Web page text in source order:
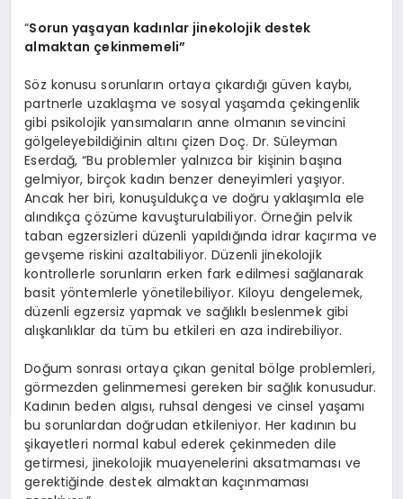
“Sorun yaşayan kadınlar jinekolojik destek
almaktan çekinmemeli”
Söz konusu sorunların ortaya çıkardığı güven kaybı,
partnerle uzaklaşma ve sosyal yaşamda çekingenlik
gibi psikolojik yansımaların anne olmanın sevincini
gölgeleyebildiğinin altını çizen Doç. Dr. Süleyman
Eserdağ, “Bu problemler yalnızca bir kişinin başına
gelmiyor, birçok kadın benzer deneyimleri yaşıyor.
Ancak her biri, konuşuldukça ve doğru yaklaşımla ele
alındıkça çözüme kavuşturulabiliyor. Örneğin pelvik
taban egzersizleri düzenli yapıldığında idrar kaçırma ve
gevşeme riskini azaltabiliyor. Düzenli jinekolojik
kontrollerle sorunların erken fark edilmesi sağlanarak
basit yöntemlerle yönetilebiliyor. Kiloyu dengelemek,
düzenli egzersiz yapmak ve sağlıklı beslenmek gibi
alışkanlıklar da tüm bu etkileri en aza indirebiliyor.
Doğum sonrası ortaya çıkan genital bölge problemleri,
görmezden gelinmemesi gereken bir sağlık konusudur.
Kadının beden algısı, ruhsal dengesi ve cinsel yaşamı
bu sorunlardan doğrudan etkileniyor. Her kadının bu
şikayetleri normal kabul ederek çekinmeden dile
getirmesi, jinekolojik muayenelerini aksatmaması ve
gerektiğinde destek almaktan kaçınmaması